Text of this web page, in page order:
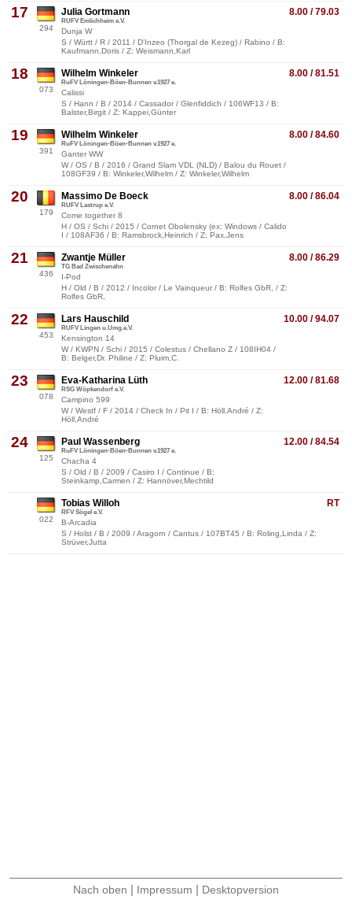
17
294
8.00 / 79.03
Julia Gortmann
RUFV Emlichheim e.V.
Dunja W
S / Württ / R / 2011 / D'Inzeo (Thorgal de Kezeg) / Rabino / B:
Kaufmann,Doris / Z: Weismann,Karl
18
073
8.00 / 81.51
Wilhelm Winkeler
RuFV Löningen-Böen-Bunnen v.1927 e.
Calissi
S / Hann / B / 2014 / Cassador / Glenfiddich / 106WF13 / B:
Balster,Birgit / Z: Kappei,Günter
19
391
8.00 / 84.60
Wilhelm Winkeler
RuFV Löningen-Böen-Bunnen v.1927 e.
Ganter WW
W / OS / B / 2016 / Grand Slam VDL (NLD) / Balou du Rouet /
108GF39 / B: Winkeler,Wilhelm / Z: Winkeler,Wilhelm
20
179
8.00 / 86.04
Massimo De Boeck
RUFV Lastrup e.V.
Come together 8
H / OS / Schi / 2015 / Cornet Obolensky (ex: Windows / Calido
I / 108AF36 / B: Ramsbrock,Heinrich / Z: Pax,Jens
21
436
8.00 / 86.29
Zwantje Müller
TG Bad Zwischenahn
I-Pod
H / Old / B / 2012 / Incolor / Le Vainqueur / B: Rolfes GbR, / Z:
Rolfes GbR,
22
453
10.00 / 94.07
Lars Hauschild
RUFV Lingen u.Umg.e.V.
Kensington 14
W / KWPN / Schi / 2015 / Colestus / Chellano Z / 108IH04 /
B: Belger,Dr. Philine / Z: Pluim,C.
23
078
12.00 / 81.68
Eva-Katharina Lüth
RSG Wöpkendorf e.V.
Campino 599
W / Westf / F / 2014 / Check In / Pit I / B: Höll,André / Z:
Höll,André
24
125
12.00 / 84.54
Paul Wassenberg
RuFV Löningen-Böen-Bunnen v.1927 e.
Chacha 4
S / Old / B / 2009 / Casiro I / Continue / B:
Steinkamp,Carmen / Z: Hannöver,Mechtild
022
RT
Tobias Willoh
RFV Sögel e.V.
B-Arcadia
S / Holst / B / 2009 / Aragorn / Cantus / 107BT45 / B: Roling,Linda / Z:
Strüver,Jutta
Nach oben | Impressum | Desktopversion